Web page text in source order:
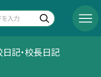
記・校長日記